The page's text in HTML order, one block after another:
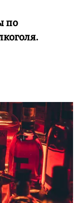
по